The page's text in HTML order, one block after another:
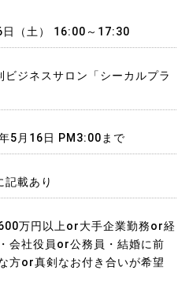
日（土） 16:00～17:30
ビジネスサロン「シーカルプラ
5月16日 PM3:00まで
記載あり
万円以上or大手企業勤務or経
会社役員or公務員・結婚に前
方or真剣なお付き合いが希望